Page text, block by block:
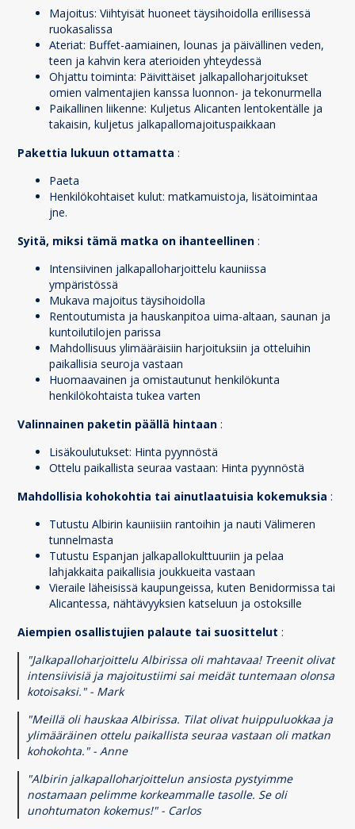
Majoitus: Viihtyisät huoneet täysihoidolla erillisessä
ruokasalissa
Ateriat: Buffet-aamiainen, lounas ja päivällinen veden,
teen ja kahvin kera aterioiden yhteydessä
Ohjattu toiminta: Päivittäiset jalkapalloharjoitukset
omien valmentajien kanssa luonnon- ja tekonurmella
Paikallinen liikenne: Kuljetus Alicanten lentokentälle ja
takaisin, kuljetus jalkapallomajoituspaikkaan
Pakettia lukuun ottamatta :
Paeta
Henkilökohtaiset kulut: matkamuistoja, lisätoimintaa
jne.
Syitä, miksi tämä matka on ihanteellinen :
Intensiivinen jalkapalloharjoittelu kauniissa
ympäristössä
Mukava majoitus täysihoidolla
Rentoutumista ja hauskanpitoa uima-altaan, saunan ja
kuntoilutilojen parissa
Mahdollisuus ylimääräisiin harjoituksiin ja otteluihin
paikallisia seuroja vastaan
Huomaavainen ja omistautunut henkilökunta
henkilökohtaista tukea varten
Valinnainen paketin päällä hintaan :
Lisäkoulutukset: Hinta pyynnöstä
Ottelu paikallista seuraa vastaan: Hinta pyynnöstä
Mahdollisia kohokohtia tai ainutlaatuisia kokemuksia :
Tutustu Albirin kauniisiin rantoihin ja nauti Välimeren
tunnelmasta
Tutustu Espanjan jalkapallokulttuuriin ja pelaa
lahjakkaita paikallisia joukkueita vastaan
Vieraile läheisissä kaupungeissa, kuten Benidormissa tai
Alicantessa, nähtävyyksien katseluun ja ostoksille
Aiempien osallistujien palaute tai suosittelut :
"Jalkapalloharjoittelu Albirissa oli mahtavaa! Treenit olivat
intensiivisiä ja majoitustiimi sai meidät tuntemaan olonsa
kotoisaksi." - Mark
"Meillä oli hauskaa Albirissa. Tilat olivat huippuluokkaa ja
ylimääräinen ottelu paikallista seuraa vastaan oli matkan
kohokohta." - Anne
"Albirin jalkapalloharjoittelun ansiosta pystyimme
nostamaan pelimme korkeammalle tasolle. Se oli
unohtumaton kokemus!" - Carlos